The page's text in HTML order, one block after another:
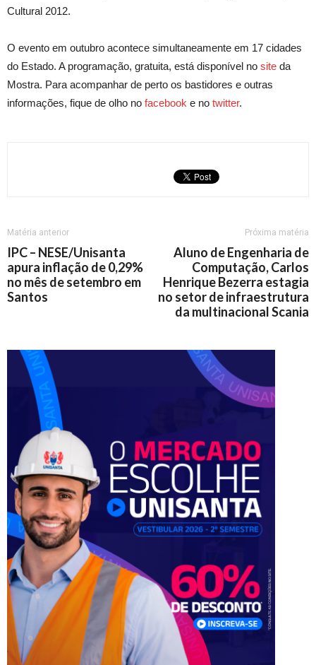
Cultural 2012.
O evento em outubro acontece simultaneamente em 17 cidades
do Estado. A programação, gratuita, está disponível no site da
Mostra. Para acompanhar de perto os bastidores e outras
informações, fique de olho no facebook e no twitter.
Matéria anterior
IPC – NESE/Unisanta
apura inflação de 0,29%
no mês de setembro em
Santos
Próxima matéria
Aluno de Engenharia de
Computação, Carlos
Henrique Bezerra estagia
no setor de infraestrutura
da multinacional Scania